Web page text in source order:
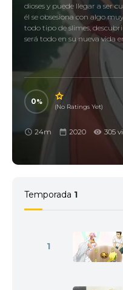
dioses y puede llegar a ser
él se obsesiona con algo
todo tipo de slimes,
será todo en su nueva vida
0
(No Ratings Yet)
24m 2020 305
Temporada 1
1